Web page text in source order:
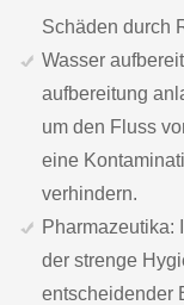
Schäden durch
Wasser
aufbereitung
um den Fluss
eine
verhindern.
Pharmazeutika:
der strenge
entscheidender